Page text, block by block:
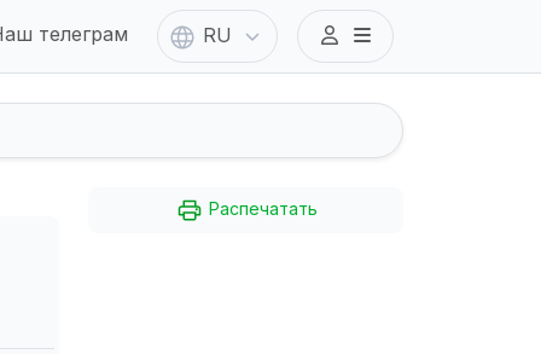
телеграм RU
Распечатать